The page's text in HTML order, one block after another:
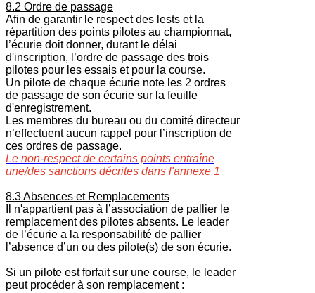
8.2 Ordre de passage
Afin de garantir le respect des lests et la
répartition des points pilotes au championnat,
l’écurie doit donner, durant le délai
d'inscription, l’ordre de passage des trois
pilotes pour les essais et pour la course.
Un pilote de chaque écurie note les 2 ordres
de passage de son écurie sur la feuille
d'enregistrement.
Les membres du bureau ou du comité directeur
n’effectuent aucun rappel pour l’inscription de
ces ordres de passage.
Le non-respect de certains points entraîne
une/des sanctions décrites dans l'annexe 1
8.3 Absences et Remplacements
Il n'appartient pas à l’association de pallier le
remplacement des pilotes absents. Le leader
de l’écurie a la responsabilité de pallier
l’absence d’un ou des pilote(s) de son écurie.
Si un pilote est forfait sur une course, le leader
peut procéder à son remplacement :